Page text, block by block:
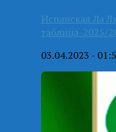
Испанская Ла
таблица-2025/
03.04.2023 -